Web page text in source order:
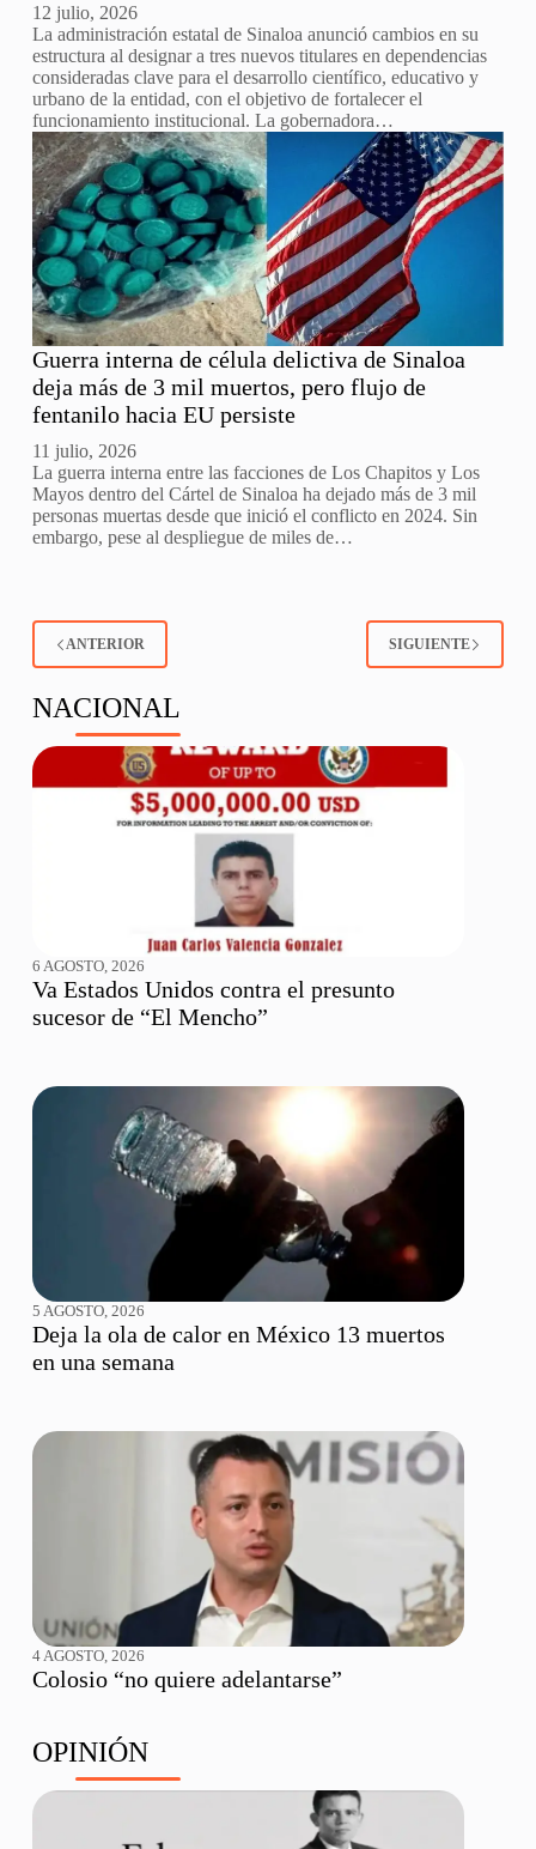
12 julio, 2026
La administración estatal de Sinaloa anunció cambios en su
estructura al designar a tres nuevos titulares en dependencias
consideradas clave para el desarrollo científico, educativo y
urbano de la entidad, con el objetivo de fortalecer el
funcionamiento institucional. La gobernadora…
Guerra interna de célula delictiva de Sinaloa
deja más de 3 mil muertos, pero flujo de
fentanilo hacia EU persiste
11 julio, 2026
La guerra interna entre las facciones de Los Chapitos y Los
Mayos dentro del Cártel de Sinaloa ha dejado más de 3 mil
personas muertas desde que inició el conflicto en 2024. Sin
embargo, pese al despliegue de miles de…
ANTERIOR SIGUIENTE
NACIONAL
6 AGOSTO, 2026
Va Estados Unidos contra el presunto
sucesor de “El Mencho”
5 AGOSTO, 2026
Deja la ola de calor en México 13 muertos
en una semana
4 AGOSTO, 2026
Colosio “no quiere adelantarse”
OPINIÓN